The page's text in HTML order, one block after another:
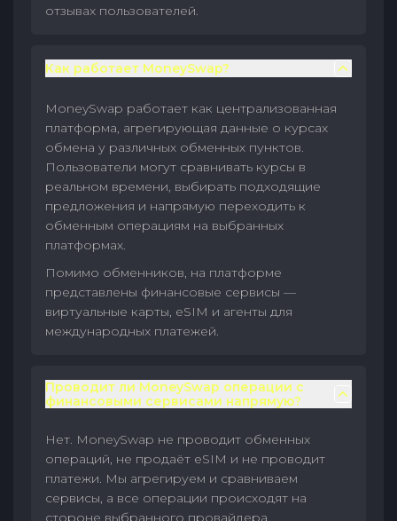
отзывах пользователей.
Как работает MoneySwap?
MoneySwap работает как централизованная
платформа, агрегирующая данные о курсах
обмена у различных обменных пунктов.
Пользователи могут сравнивать курсы в
реальном времени, выбирать подходящие
предложения и напрямую переходить к
обменным операциям на выбранных
платформах.
Помимо обменников, на платформе
представлены финансовые сервисы —
виртуальные карты, eSIM и агенты для
международных платежей.
Проводит ли MoneySwap операции с
финансовыми сервисами напрямую?
Нет. MoneySwap не проводит обменных
операций, не продаёт eSIM и не проводит
платежи. Мы агрегируем и сравниваем
сервисы, а все операции происходят на
стороне выбранного провайдера.